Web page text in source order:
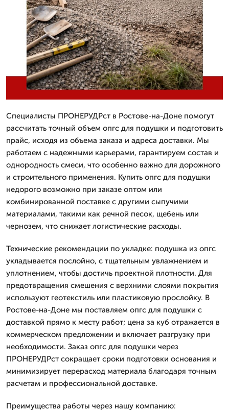
Специалисты ПРОНЕРУДРст в Ростове-на-Доне помогут
рассчитать точный объем опгс для подушки и подготовить
прайс, исходя из объема заказа и адреса доставки. Мы
работаем с надежными карьерами, гарантируем состав и
однородность смеси, что особенно важно для дорожного
и строительного применения. Купить опгс для подушки
недорого возможно при заказе оптом или
комбинированной поставке с другими сыпучими
материалами, такими как речной песок, щебень или
чернозем, что снижает логистические расходы.
Технические рекомендации по укладке: подушка из опгс
укладывается послойно, с тщательным увлажнением и
уплотнением, чтобы достичь проектной плотности. Для
предотвращения смешения с верхними слоями покрытия
используют геотекстиль или пластиковую прослойку. В
Ростове-на-Доне мы поставляем опгс для подушки с
доставкой прямо к месту работ; цена за куб отражается в
коммерческом предложении и включает разгрузку при
необходимости. Заказ опгс для подушки через
ПРОНЕРУДРст сокращает сроки подготовки основания и
минимизирует перерасход материала благодаря точным
расчетам и профессиональной доставке.
Преимущества работы через нашу компанию: